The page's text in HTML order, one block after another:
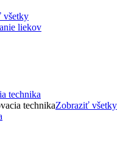
všetky
technika
technikaZobraziť všetky